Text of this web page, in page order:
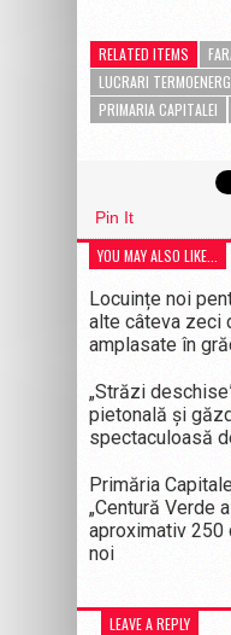
RELATED ITEMS
LUCRARI
PRIMARIA CAPITALEI
Pin It
YOU MAY ALSO LIKE...
Locuințe noi
alte câteva zeci
amplasate în
„Străzi
pietonală și
spectaculoasă
Primăria
„Centură Verde
aproximativ
noi
LEAVE A REPLY